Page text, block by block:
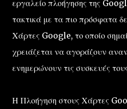
εργαλείο πλοήγησης της
τακτικά με τα πιο πρόσφατα
Χάρτες Google, το οποίο
χρειάζεται να αγοράζουν
ενημερώνουν τις συσκευές
Η Πλοήγηση στους Χάρτες